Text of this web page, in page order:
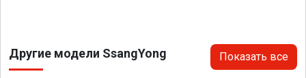
Другие модели SsangYong Показать все